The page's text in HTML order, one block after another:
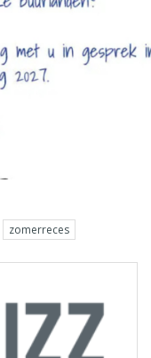
zomerreces